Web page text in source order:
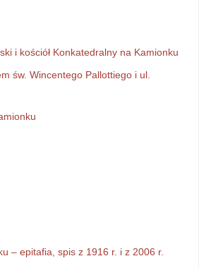
i kościół Konkatedralny na Kamionku
św. Wincentego Pallottiego i ul.
– epitafia, spis z 1916 r. i z 2006 r.